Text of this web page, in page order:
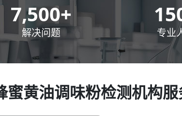
10,000+
解决问题 专业
蜜黄油调味粉检测机构